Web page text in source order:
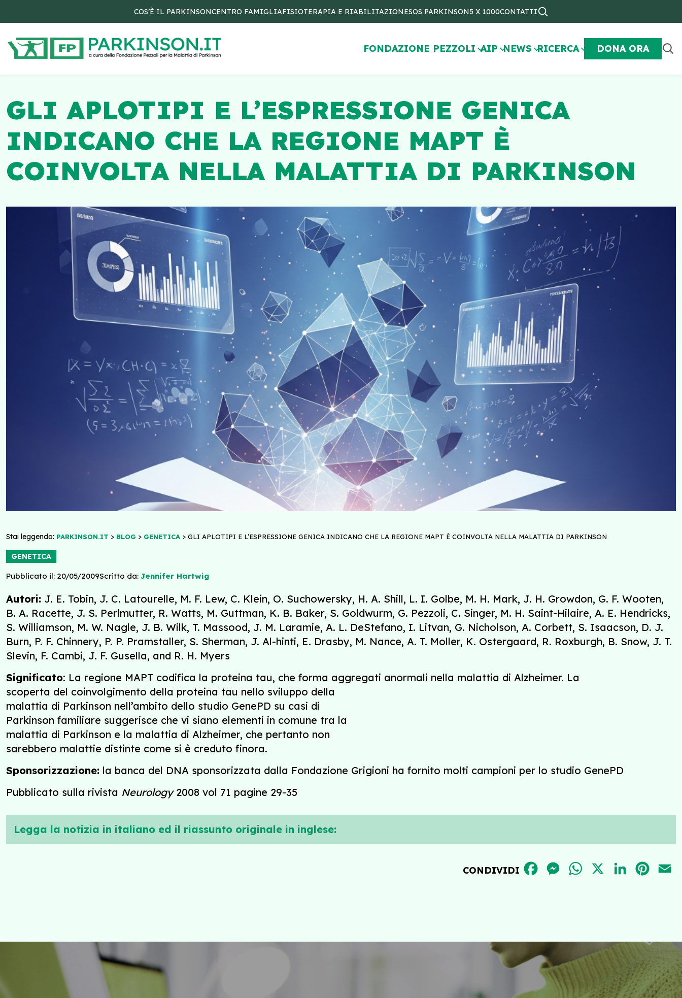
COS’È IL PARKINSONCENTRO FAMIGLIAFISIOTERAPIA E RIABILITAZIONESOS PARKINSON5 X 1000CONTATTI
FONDAZIONE PEZZOLI AIP NEWS RICERCA DONA ORA
GLI APLOTIPI E L’ESPRESSIONE GENICA
INDICANO CHE LA REGIONE MAPT È
COINVOLTA NELLA MALATTIA DI PARKINSON
Stai leggendo: PARKINSON.IT > BLOG > GENETICA > GLI APLOTIPI E L’ESPRESSIONE GENICA INDICANO CHE LA REGIONE MAPT È COINVOLTA NELLA MALATTIA DI PARKINSON
GENETICA
Pubblicato il: 20/05/2009Scritto da: Jennifer Hartwig
Autori: J. E. Tobin, J. C. Latourelle, M. F. Lew, C. Klein, O. Suchowersky, H. A. Shill, L. I. Golbe, M. H. Mark, J. H. Growdon, G. F. Wooten,
B. A. Racette, J. S. Perlmutter, R. Watts, M. Guttman, K. B. Baker, S. Goldwurm, G. Pezzoli, C. Singer, M. H. Saint-Hilaire, A. E. Hendricks,
S. Williamson, M. W. Nagle, J. B. Wilk, T. Massood, J. M. Laramie, A. L. DeStefano, I. Litvan, G. Nicholson, A. Corbett, S. Isaacson, D. J.
Burn, P. F. Chinnery, P. P. Pramstaller, S. Sherman, J. Al-hinti, E. Drasby, M. Nance, A. T. Moller, K. Ostergaard, R. Roxburgh, B. Snow, J. T.
Slevin, F. Cambi, J. F. Gusella, and R. H. Myers
Significato: La regione MAPT codifica la proteina tau, che forma aggregati anormali nella malattia di Alzheimer. La
scoperta del coinvolgimento della proteina tau nello sviluppo della
malattia di Parkinson nell’ambito dello studio GenePD su casi di
Parkinson familiare suggerisce che vi siano elementi in comune tra la
malattia di Parkinson e la malattia di Alzheimer, che pertanto non
sarebbero malattie distinte come si è creduto finora.
Sponsorizzazione: la banca del DNA sponsorizzata dalla Fondazione Grigioni ha fornito molti campioni per lo studio GenePD
Pubblicato sulla rivista Neurology 2008 vol 71 pagine 29-35
Legga la notizia in italiano ed il riassunto originale in inglese:
CONDIVIDI FACEBOOKMESSENGER
WHATSAPPLINKEDIN